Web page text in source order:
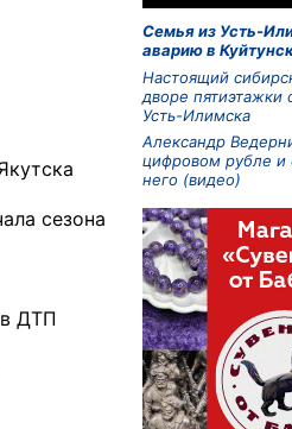
сезона
ДТП
Семья из Усть-
аварию в
Настоящий
дворе пятиэтажки
Усть-Илимска
Александр
цифровом рубле и
него (видео)